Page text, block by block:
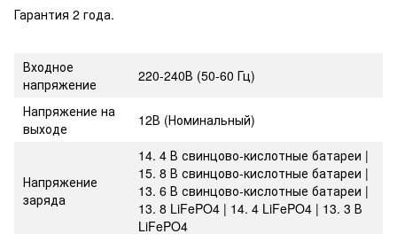
Гарантия 2 года.
Входное
напряжение
220-240В (50-60 Гц)
Напряжение на
выходе
12В (Номинальный)
Напряжение
заряда
14. 4 В свинцово-кислотные батареи |
15. 8 В свинцово-кислотные батареи |
13. 6 В свинцово-кислотные батареи |
13. 8 LiFePO4 | 14. 4 LiFePO4 | 13. 3 В
LiFePO4